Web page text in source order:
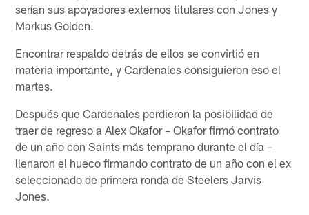
serían sus apoyadores externos titulares con Jones y
Markus Golden.
Encontrar respaldo detrás de ellos se convirtió en
materia importante, y Cardenales consiguieron eso el
martes.
Después que Cardenales perdieron la posibilidad de
traer de regreso a Alex Okafor – Okafor firmó contrato
de un año con Saints más temprano durante el día –
llenaron el hueco firmando contrato de un año con el ex
seleccionado de primera ronda de Steelers Jarvis
Jones.